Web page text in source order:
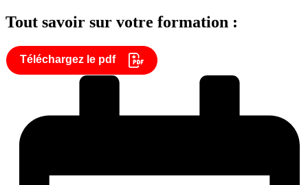
Tout savoir sur votre formation :
Téléchargez le pdf